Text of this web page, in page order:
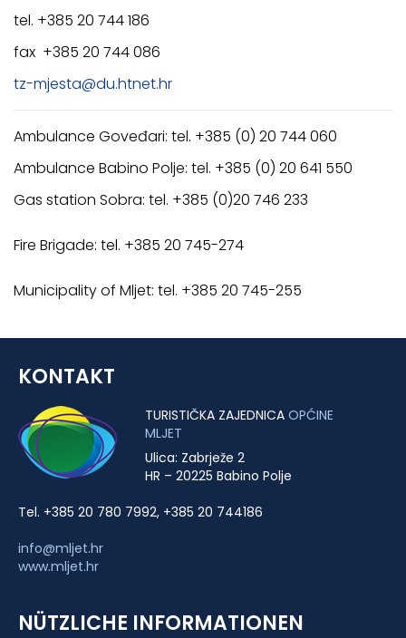
tel. +385 20 744 186
fax +385 20 744 086
tz-mjesta@du.htnet.hr
Ambulance Goveđari: tel. +385 (0) 20 744 060
Ambulance Babino Polje: tel. +385 (0) 20 641 550
Gas station Sobra: tel. +385 (0)20 746 233
Fire Brigade: tel. +385 20 745-274
Municipality of Mljet: tel. +385 20 745-255
KONTAKT
TURISTIČKA ZAJEDNICA OPĆINE
MLJET
Ulica: Zabrježe 2
HR – 20225 Babino Polje
Tel. +385 20 780 7992, +385 20 744186
info@mljet.hr
www.mljet.hr
NÜTZLICHE INFORMATIONEN